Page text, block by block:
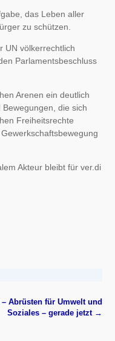
das Leben aller
zu schützen.
UN völkerrechtlich
Parlamentsbeschluss
Arenen ein deutlich
die sich
Freiheitsrechte
Akteur bleibt für ver.di
– Abrüsten für Umwelt und
Soziales – gerade jetzt →